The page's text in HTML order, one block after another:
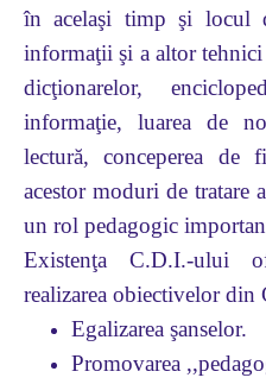
în acelaşi timp şi locul
informaţii şi a altor
dicţionarelor,
informaţie, luarea de
lectură, conceperea de
acestor moduri de tratare
un rol pedagogic
Existenţa C.D.I.-ului
realizarea obiectivelor
Egalizarea şanselor.
Promovarea